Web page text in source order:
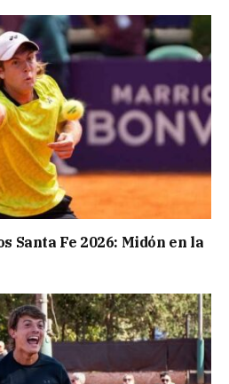
Santa Fe 2026: Midón en la